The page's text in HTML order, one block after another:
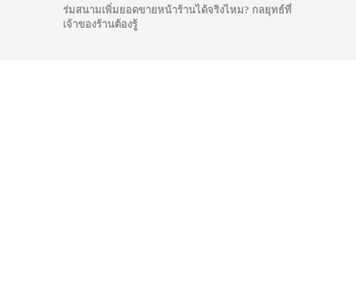
ร่มสนามเพิ่มยอดขายหน้าร้านได้จริงไหม? กลยุทธ์ที่
เจ้าของร้านต้องรู้